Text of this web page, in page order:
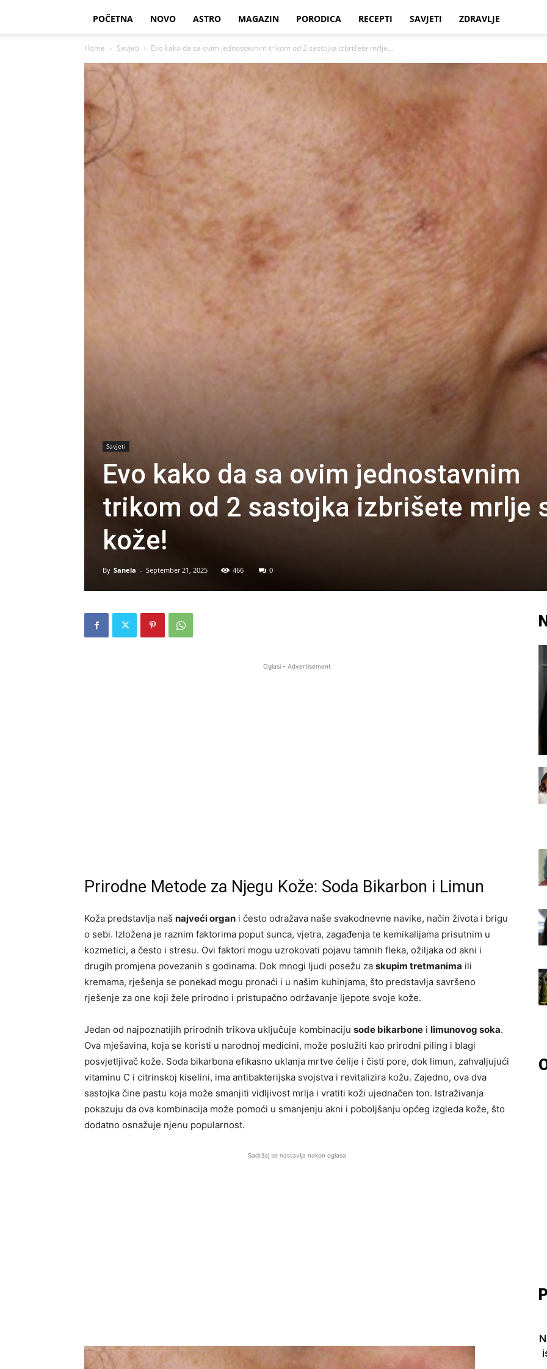
POČETNA NOVO ASTRO MAGAZIN PORODICA RECEPTI SAVJETI ZDRAVLJE
Home Savjeti Evo kako da sa ovim jednostavnim trikom od 2 sastojka izbrišete mrlje...
Savjeti
Evo kako da sa ovim jednostavnim
trikom od 2 sastojka izbrišete mrlje
kože!
By Sanela - September 21, 2025 466 0
Oglasi - Advertisement
Prirodne Metode za Njegu Kože: Soda Bikarbon i Limun
Koža predstavlja naš najveći organ i često odražava naše svakodnevne navike, način života i brigu
o sebi. Izložena je raznim faktorima poput sunca, vjetra, zagađenja te kemikalijama prisutnim u
kozmetici, a često i stresu. Ovi faktori mogu uzrokovati pojavu tamnih fleka, ožiljaka od akni i
drugih promjena povezanih s godinama. Dok mnogi ljudi posežu za skupim tretmanima ili
kremama, rješenja se ponekad mogu pronaći i u našim kuhinjama, što predstavlja savršeno
rješenje za one koji žele prirodno i pristupačno održavanje ljepote svoje kože.
Jedan od najpoznatijih prirodnih trikova uključuje kombinaciju sode bikarbone i limunovog soka.
Ova mješavina, koja se koristi u narodnoj medicini, može poslužiti kao prirodni piling i blagi
posvjetljivač kože. Soda bikarbona efikasno uklanja mrtve ćelije i čisti pore, dok limun, zahvaljujući
vitaminu C i citrinskoj kiselini, ima antibakterijska svojstva i revitalizira kožu. Zajedno, ova dva
sastojka čine pastu koja može smanjiti vidljivost mrlja i vratiti koži ujednačen ton. Istraživanja
pokazuju da ova kombinacija može pomoći u smanjenju akni i poboljšanju općeg izgleda kože, što
dodatno osnažuje njenu popularnost.
Sadržaj se nastavlja nakon oglasa